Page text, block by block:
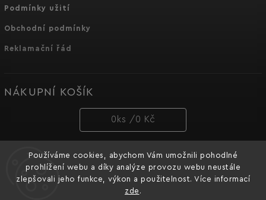
Používáme cookies, abychom Vám umožnili pohodlné
prohlížení webu a díky analýze provozu webu neustále
zlepšovali jeho funkce, výkon a použitelnost. Více informací
zde .
Podmínky užití
Obchodní podmínky
Reklamační řád
NÁKUPNÍ KOŠÍK
0 ks / 0 Kč
PŘIJÍMÁME ONLINE PLATBY